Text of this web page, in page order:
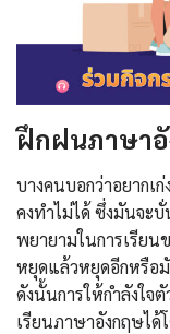
ฝึกฝนภาษาอั
บางคนบอกว่าอยาก
คงทำไม่ได้ ซึ่งมันจะ
พยายามในการเรีย
หยุดแล้วหยุดอีกหรือ
ดังนั้นการให้กำลังใจ
เรียนภาษาอังกฤษได้